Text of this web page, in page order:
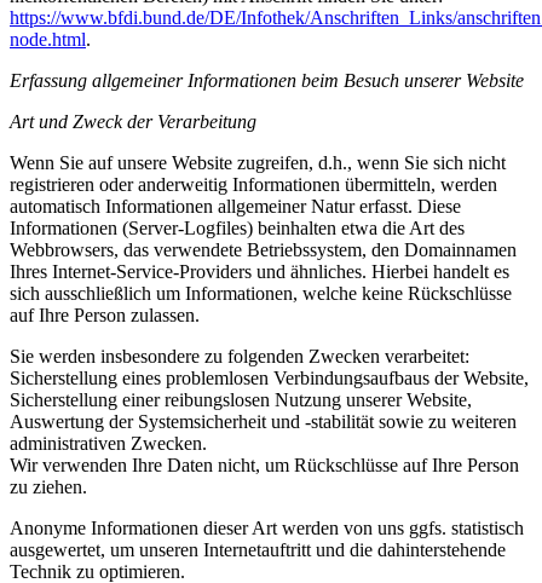
https://www.bfdi.bund.de/DE/Infothek/Anschriften_Links/
node.html.
Erfassung allgemeiner Informationen beim Besuch unserer Website
Art und Zweck der Verarbeitung
Wenn Sie auf unsere Website zugreifen, d.h., wenn Sie sich nicht
registrieren oder anderweitig Informationen übermitteln, werden
automatisch Informationen allgemeiner Natur erfasst. Diese
Informationen (Server-Logfiles) beinhalten etwa die Art des
Webbrowsers, das verwendete Betriebssystem, den Domainnamen
Ihres Internet-Service-Providers und ähnliches. Hierbei handelt es
sich ausschließlich um Informationen, welche keine Rückschlüsse
auf Ihre Person zulassen.
Sie werden insbesondere zu folgenden Zwecken verarbeitet:
Sicherstellung eines problemlosen Verbindungsaufbaus der Website,
Sicherstellung einer reibungslosen Nutzung unserer Website,
Auswertung der Systemsicherheit und -stabilität sowie zu weiteren
administrativen Zwecken.
Wir verwenden Ihre Daten nicht, um Rückschlüsse auf Ihre Person
zu ziehen.
Anonyme Informationen dieser Art werden von uns ggfs. statistisch
ausgewertet, um unseren Internetauftritt und die dahinterstehende
Technik zu optimieren.